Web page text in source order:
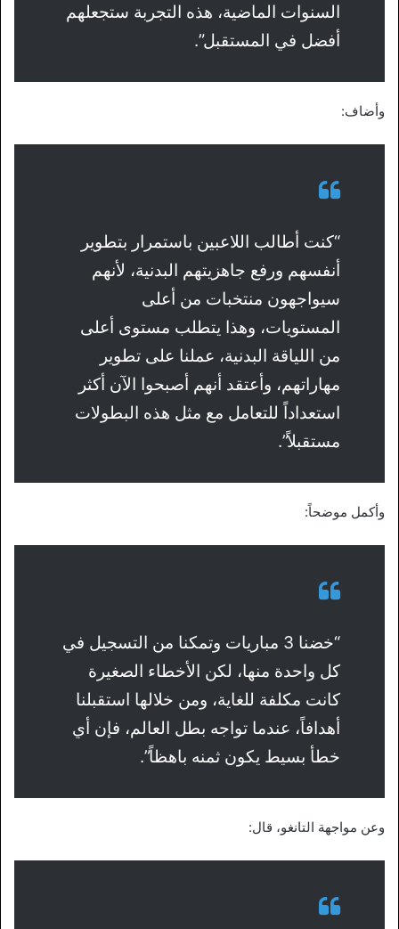
السنوات الماضية، هذه التجربة ستجعلهم
أفضل في المستقبل”.
وأضاف:
“كنت أطالب اللاعبين باستمرار بتطوير
أنفسهم ورفع جاهزيتهم البدنية، لأنهم
سيواجهون منتخبات من أعلى
المستويات، وهذا يتطلب مستوى أعلى
من اللياقة البدنية، عملنا على تطوير
مهاراتهم، وأعتقد أنهم أصبحوا الآن أكثر
استعداداً للتعامل مع مثل هذه البطولات
مستقبلاً”.
وأكمل موضحاً:
“خضنا 3 مباريات وتمكنا من التسجيل في
كل واحدة منها، لكن الأخطاء الصغيرة
كانت مكلفة للغاية، ومن خلالها استقبلنا
أهدافاً، عندما تواجه بطل العالم، فإن أي
خطأ بسيط يكون ثمنه باهظاً”.
وعن مواجهة التانغو، قال: